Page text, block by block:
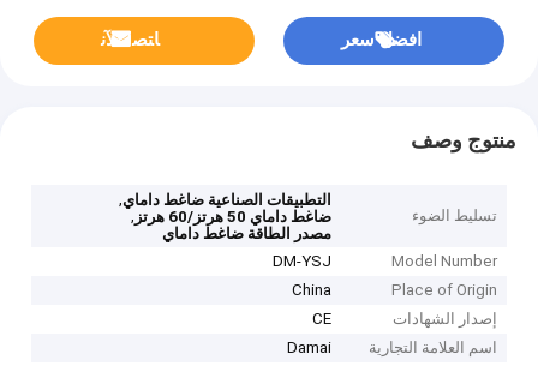
افضل سعر ﺎﺘﺼﻟ ﺍﻶﻧ
منتوج وصف
تسليط الضوء
التطبيقات الصناعية ضاغط داماي,
ضاغط داماي 50 هرتز/60 هرتز
,
مصدر الطاقة ضاغط داماي
Model Number
DM-YSJ
Place of Origin
China
إصدار الشهادات
CE
اسم العلامة التجارية
Damai